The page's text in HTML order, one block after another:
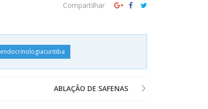
Compartilhar
endocrinologiacuritiba
ABLAÇÃO DE SAFENAS